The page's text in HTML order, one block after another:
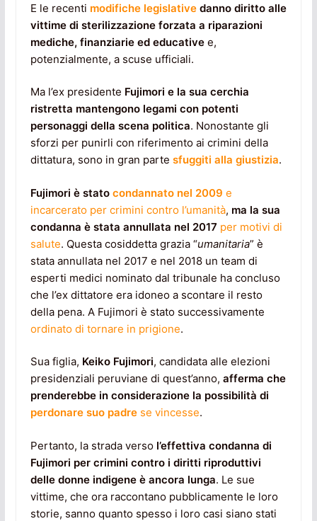
E le recenti modifiche legislativedanno diritto alle
vittime di sterilizzazione forzata a riparazioni
mediche, finanziarie ed educativee,
potenzialmente, a scuse ufficiali.
Ma l’ex presidente Fujimori e la sua cerchia
ristretta mantengono legami con potenti
personaggi della scena politica. Nonostante gli
sforzi per punirli con riferimento ai crimini della
dittatura, sono in gran parte sfuggiti alla giustizia.
Fujimori è stato condannato nel 2009 e
incarcerato per crimini contro l’umanità, ma la sua
condanna è stata annullata nel 2017 per motivi di
salute. Questa cosiddetta grazia “umanitaria” è
stata annullata nel 2017 e nel 2018 un team di
esperti medici nominato dal tribunale ha concluso
che l’ex dittatore era idoneo a scontare il resto
della pena. A Fujimori è stato successivamente
ordinato di tornare in prigione.
Sua figlia, Keiko Fujimori, candidata alle elezioni
presidenziali peruviane di quest’anno, afferma che
prenderebbe in considerazione la possibilità di
perdonare suo padrese vincesse.
Pertanto, la strada verso l’effettiva condanna di
Fujimori per crimini contro i diritti riproduttivi
delle donne indigene è ancora lunga. Le sue
vittime, che ora raccontano pubblicamente le loro
storie, sanno quanto spesso i loro casi siano stati